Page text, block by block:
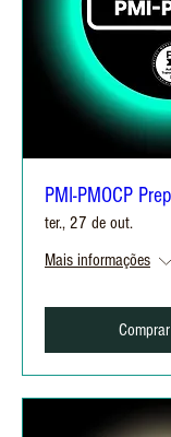
PMI-PMOCP
ter., 27 de out.
Mais informações